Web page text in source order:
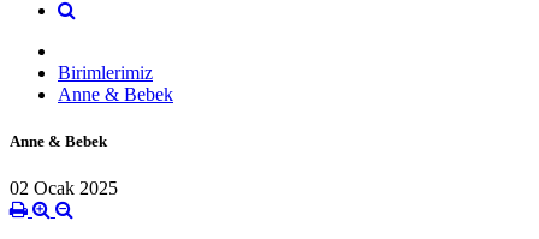
Birimlerimiz
Anne & Bebek
Anne & Bebek
02 Ocak 2025